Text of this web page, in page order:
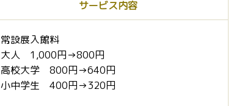
サービス内容
常設展入館料
大人 1,000円→800円
高校大学 800円→640円
小中学生 400円→320円